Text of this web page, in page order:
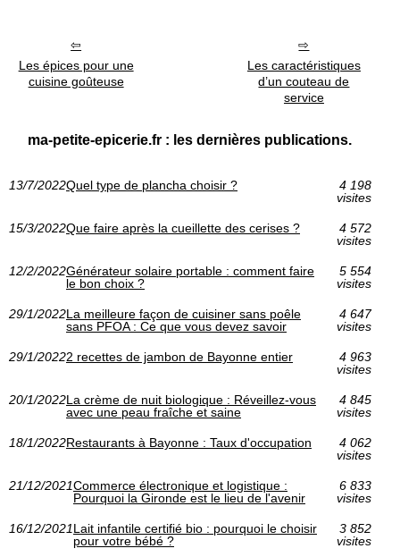
Les épices pour une
cuisine goûteuse
Les caractéristiques
d’un couteau de
service
ma-petite-epicerie.fr : les dernières publications.
13/7/2022Quel type de plancha choisir ?
4 198
visites
15/3/2022Que faire après la cueillette des cerises ?
4 572
visites
12/2/2022Générateur solaire portable : comment faire
le bon choix ?
5 554
visites
29/1/2022La meilleure façon de cuisiner sans poêle
sans PFOA : Ce que vous devez savoir
4 647
visites
29/1/20222 recettes de jambon de Bayonne entier
4 963
visites
20/1/2022La crème de nuit biologique : Réveillez-vous
avec une peau fraîche et saine
4 845
visites
18/1/2022Restaurants à Bayonne : Taux d'occupation
4 062
visites
21/12/2021Commerce électronique et logistique :
Pourquoi la Gironde est le lieu de l'avenir
6 833
visites
16/12/2021Lait infantile certifié bio : pourquoi le choisir
pour votre bébé ?
3 852
visites